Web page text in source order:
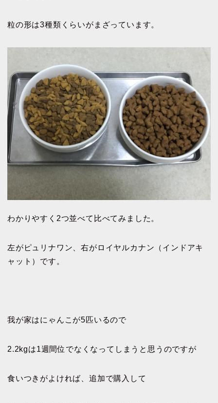
粒の形は3種類くらいがまざっています。
わかりやすく2つ並べて比べてみました。
左がピュリナワン、右がロイヤルカナン（インドアキ
ャット）です。
我が家はにゃんこが5匹いるので
2.2kgは1週間位でなくなってしまうと思うのですが
食いつきがよければ、追加で購入して